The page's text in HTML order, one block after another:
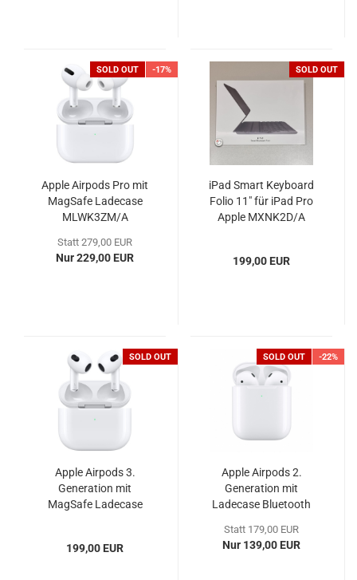
SOLD OUT -17%
Apple Airpods Pro mit
MagSafe Ladecase
MLWK3ZM/A
Statt 279,00 EUR
Nur 229,00 EUR
SOLD OUT
iPad Smart Keyboard
Folio 11" für iPad Pro
Apple MXNK2D/A
199,00 EUR
SOLD OUT
Apple Airpods 3.
Generation mit
MagSafe Ladecase
199,00 EUR
SOLD OUT -22%
Apple Airpods 2.
Generation mit
Ladecase Bluetooth
MV7N2ZM/A
Statt 179,00 EUR
Nur 139,00 EUR